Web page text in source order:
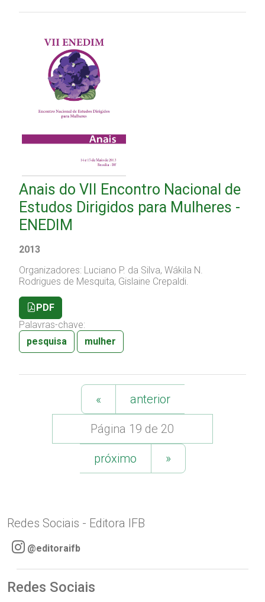
Anais do VII Encontro Nacional de
Estudos Dirigidos para Mulheres -
ENEDIM
2013
Organizadores: Luciano P. da Silva, Wákila N.
Rodrigues de Mesquita, Gislaine Crepaldi.
PDF
Palavras-chave:
pesquisa
mulher
« anterior
Página 19 de 20
próximo »
Redes Sociais - Editora IFB
@editoraifb
Redes Sociais